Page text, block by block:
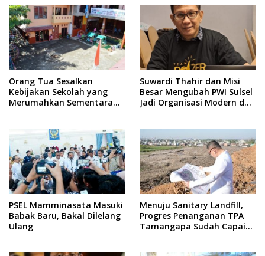
Orang Tua Sesalkan
Kebijakan Sekolah yang
Merumahkan Sementara
Suwardi Thahir dan Misi
Besar Mengubah PWI Sulsel
Jadi Organisasi Modern dan
PSEL Mamminasata Masuki
Babak Baru, Bakal Dilelang
Ulang
Menuju Sanitary Landfill,
Progres Penanganan TPA
Tamangapa Sudah Capai